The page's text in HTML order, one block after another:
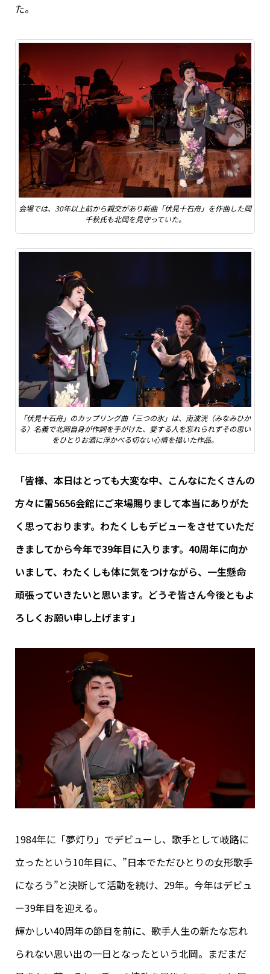
た。
会場では、30年以上前から親交があり新曲「伏見十石舟」を作曲した岡
千秋氏も北岡を見守っていた。
「伏見十石舟」のカップリング曲「三つの氷」は、南波洸（みなみひか
る）名義で北岡自身が作詞を手がけた、愛する人を忘れられずその思い
をひとりお酒に浮かべる切ない心情を描いた作品。
「皆様、本日はとっても大変な中、こんなにたくさんの
方々に雷5656会館にご来場賜りまして本当にありがた
く思っております。わたくしもデビューをさせていただ
きましてから今年で39年目に入ります。 40周年に向か
いまして、わたくしも体に気をつけながら、一生懸命
頑張っていきたいと思います。どうぞ皆さん今後ともよ
ろしくお願い申し上げます」
1984年に「夢灯り」でデビューし、歌手として岐路に
立ったという10年目に、”日本でただひとりの女形歌手
になろう”と決断して活動を続け、29年。今年はデビュ
ー39年目を迎える。
輝かしい40周年の節目を前に、歌手人生の新たな忘れ
られない思い出の一日となったという北岡。まだまだ